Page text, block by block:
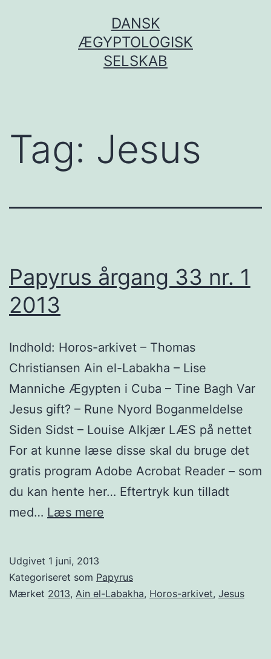
DANSK
ÆGYPTOLOGISK
SELSKAB
Tag: Jesus
Papyrus årgang 33 nr. 1
2013
Indhold: Horos-arkivet – Thomas
Christiansen Ain el-Labakha – Lise
Manniche Ægypten i Cuba – Tine Bagh Var
Jesus gift? – Rune Nyord Boganmeldelse
Siden Sidst – Louise Alkjær LÆS på nettet
For at kunne læse disse skal du bruge det
gratis program Adobe Acrobat Reader – som
du kan hente her… Eftertryk kun tilladt
med… Læs mere
nr.
1
Udgivet 1 juni, 2013
Kategoriseret som Papyrus
Mærket 2013, Ain el-Labakha, Horos-arkivet, Jesus